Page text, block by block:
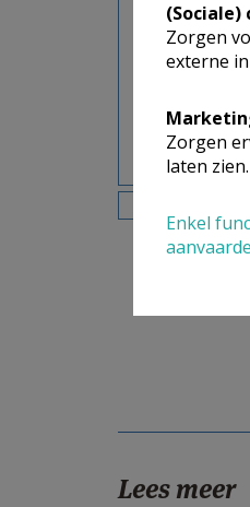
| Gm.
Lees meer
Zorgen
externe
Zorgen
laten zien.
Enkel